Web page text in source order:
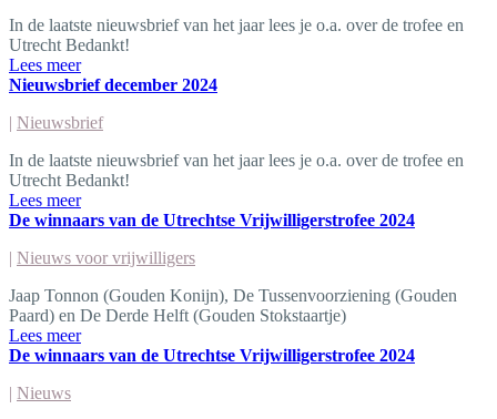
In de laatste nieuwsbrief van het jaar lees je o.a. over de trofee en
Utrecht Bedankt!
Lees meer
Nieuwsbrief december 2024
| Nieuwsbrief
In de laatste nieuwsbrief van het jaar lees je o.a. over de trofee en
Utrecht Bedankt!
Lees meer
De winnaars van de Utrechtse Vrijwilligerstrofee 2024
| Nieuws voor vrijwilligers
Jaap Tonnon (Gouden Konijn), De Tussenvoorziening (Gouden
Paard) en De Derde Helft (Gouden Stokstaartje)
Lees meer
De winnaars van de Utrechtse Vrijwilligerstrofee 2024
| Nieuws